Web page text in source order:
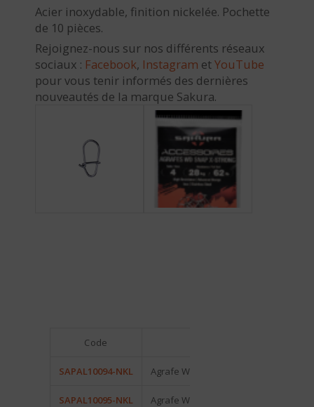
Acier inoxydable, finition nickelée. Pochette
de 10 pièces.
Rejoignez-nous sur nos différents réseaux
sociaux : Facebook, Instagram etYouTube
pour vous tenir informés des dernières
nouveautés de la marque Sakura.
Code
SAPAL10094-NKL Agrafe WD Snap X-Strong – Taille 4
SAPAL10095-NKL Agrafe WD Snap X-Strong – Taille 5